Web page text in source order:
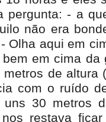
pergunta: - a
não era
Olha aqui em
em cima
de
com o ruído
30 metros
restava